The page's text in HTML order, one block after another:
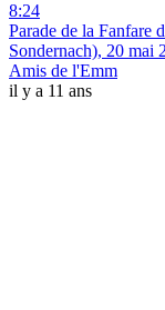
8:24
Parade de la Fanfare
Sondernach), 20 mai
Amis de l'Emm
il y a 11 ans